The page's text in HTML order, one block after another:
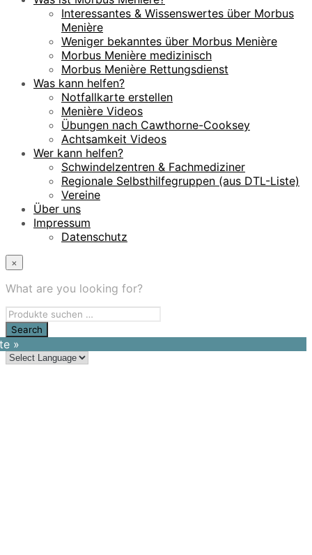
Interessantes & Wissenswertes über Morbus
Menière
Weniger bekanntes über Morbus Menière
Morbus Menière medizinisch
Morbus Menière Rettungsdienst
Was kann helfen?
Notfallkarte erstellen
Menière Videos
Übungen nach Cawthorne-Cooksey
Achtsamkeit Videos
Wer kann helfen?
Schwindelzentren & Fachmediziner
Regionale Selbsthilfegruppen (aus DTL-Liste)
Vereine
Über uns
Impressum
Datenschutz
×
What are you looking for?
»